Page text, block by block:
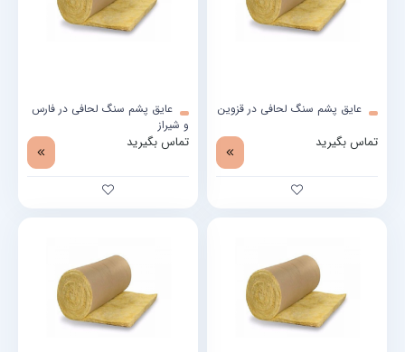
عایق پشم سنگ لحافی در قزوین
تماس بگیرید
عایق پشم سنگ لحافی در فارس
و شیراز
تماس بگیرید